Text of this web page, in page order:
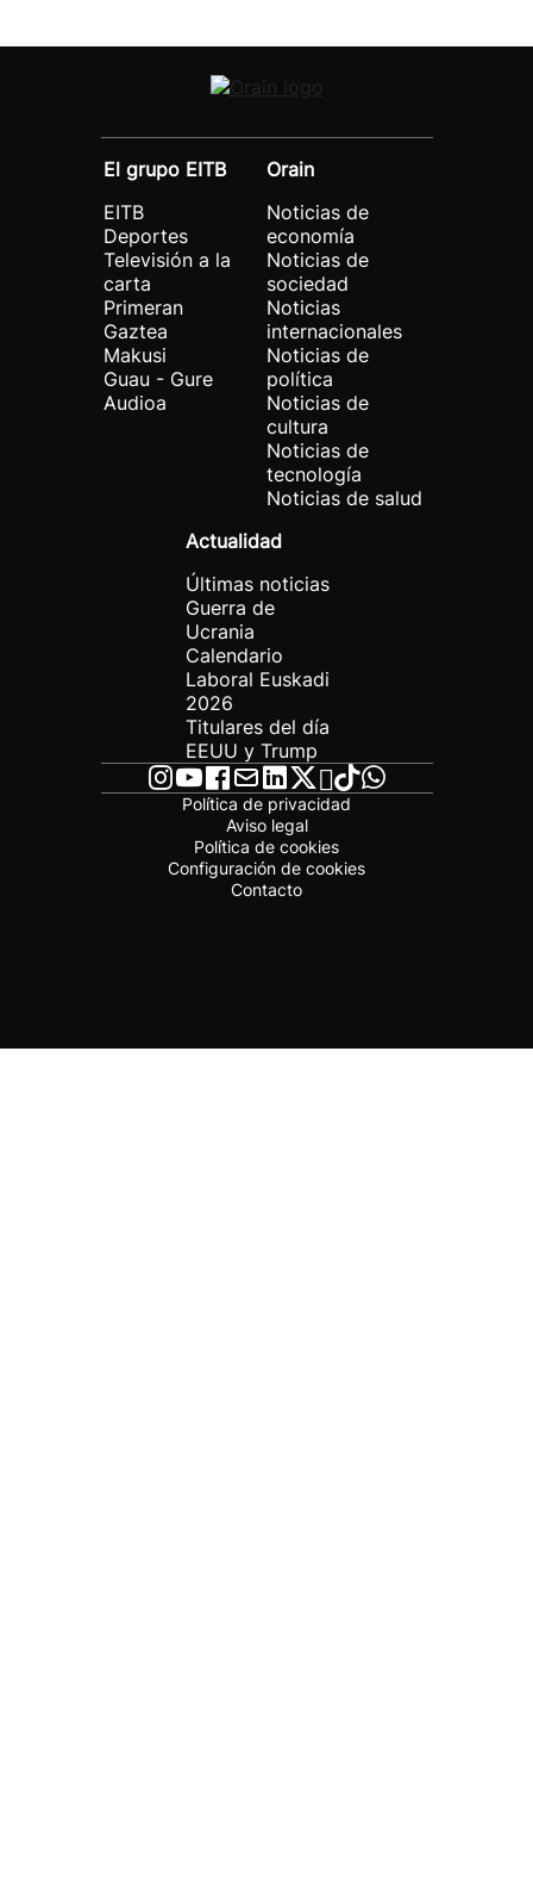
El grupo EITB
EITB
Deportes
Televisión a la
carta
Primeran
Gaztea
Makusi
Guau - Gure
Audioa
Orain
Noticias de
economía
Noticias de
sociedad
Noticias
internacionales
Noticias de
política
Noticias de
cultura
Noticias de
tecnología
Noticias de salud
Actualidad
Últimas noticias
Guerra de
Ucrania
Calendario
Laboral Euskadi
2026
Titulares del día
EEUU y Trump
Política de privacidad
Aviso legal
Política de cookies
Configuración de cookies
Contacto